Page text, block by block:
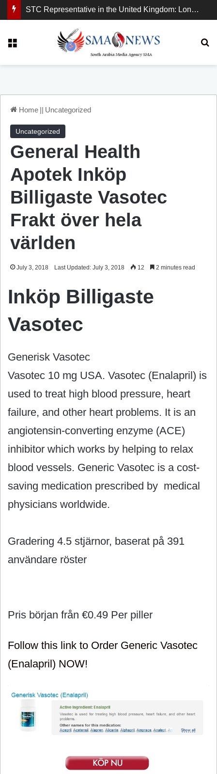
STC Representative in the United Kingdom: London Demonstration Sends Clear Message, South Arabia Is a Partner in Maritime and Energy Security.
Home || Uncategorized
Uncategorized
General Health
Apotek Inköp
Billigaste Vasotec
Frakt över hela
världen
July 3, 2018 Last Updated: July 3, 2018 12 2 minutes read
Inköp Billigaste
Vasotec
Generisk Vasotec
Vasotec 10 mg USA. Vasotec (Enalapril) is
used to treat high blood pressure, heart
failure, and other heart problems. It is an
angiotensin-converting enzyme (ACE)
inhibitor which works by helping to relax
blood vessels. Generic Vasotec is a cost-
saving medication prescribed by medical
physicians worldwide.
Gradering 4.5 stjärnor, baserat på 391
användare röster
Pris början från €0.49 Per piller
Follow this link to Order Generic Vasotec
(Enalapril) NOW!